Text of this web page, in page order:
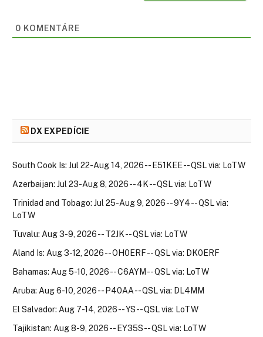
0 KOMENTÁRE
DX EXPEDÍCIE
South Cook Is: Jul 22-Aug 14, 2026 -- E51KEE -- QSL via: LoTW
Azerbaijan: Jul 23-Aug 8, 2026 -- 4K -- QSL via: LoTW
Trinidad and Tobago: Jul 25-Aug 9, 2026 -- 9Y4 -- QSL via:
LoTW
Tuvalu: Aug 3-9, 2026 -- T2JK -- QSL via: LoTW
Aland Is: Aug 3-12, 2026 -- OH0ERF -- QSL via: DK0ERF
Bahamas: Aug 5-10, 2026 -- C6AYM -- QSL via: LoTW
Aruba: Aug 6-10, 2026 -- P40AA -- QSL via: DL4MM
El Salvador: Aug 7-14, 2026 -- YS -- QSL via: LoTW
Tajikistan: Aug 8-9, 2026 -- EY35S -- QSL via: LoTW